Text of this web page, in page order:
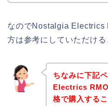
なのでNostalgia Electrics
方は参考にしていただける
ちなみに下記
Electrics
格で購入する